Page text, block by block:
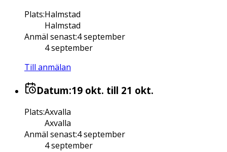
Plats:Halmstad
Halmstad
Anmäl senast:4 september
4 september
Till anmälan
Datum:19 okt. till 21 okt.
Plats:Axvalla
Axvalla
Anmäl senast:4 september
4 september